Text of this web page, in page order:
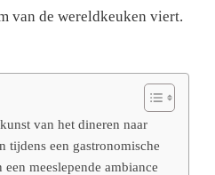
van de wereldkeuken viert.
van het dineren naar
tijdens een gastronomische
meeslepende ambiance